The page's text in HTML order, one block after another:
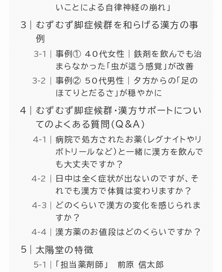
いことによる自律神経の崩れ」
むずむず脚症候群を和らげる漢方の事
例
事例① 40代女性｜鉄剤を飲んでも治
まらなかった「虫が這う感覚」が改善
事例② 50代男性｜夕方からの「足の
ほてりとだるさ」が穏やかに
むずむず脚症候群・漢方サポートについ
てのよくある質問（Q&A）
病院で処方されたお薬（レグナイトやリ
ボトリールなど）と一緒に漢方を飲んで
も大丈夫ですか？
日中は全く症状が出ないのですが、そ
れでも漢方で体質は変わりますか？
どのくらいで漢方の変化を感じられま
すか？
漢方薬のお値段はどのくらいですか？
太陽堂の特徴
「担当薬剤師」 前原 信太郎